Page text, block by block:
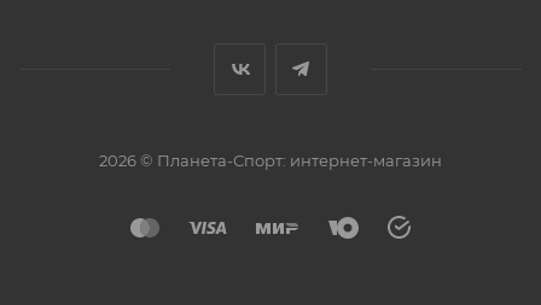
2026 © Планета-Спорт: интернет-магазин